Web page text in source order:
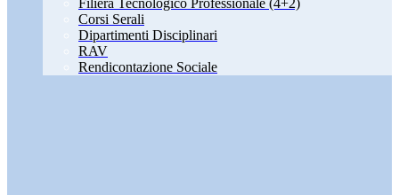
Filiera Tecnologico Professionale (4+2)
Corsi Serali
Dipartimenti Disciplinari
RAV
Rendicontazione Sociale